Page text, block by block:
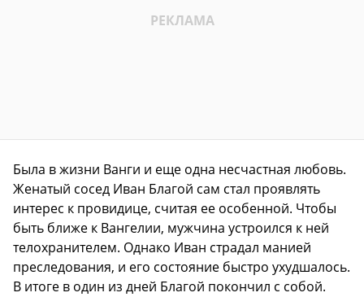
Была в жизни Ванги и еще одна несчастная любовь.
Женатый сосед Иван Благой сам стал проявлять
интерес к провидице, считая ее особенной. Чтобы
быть ближе к Вангелии, мужчина устроился к ней
телохранителем. Однако Иван страдал манией
преследования, и его состояние быстро ухудшалось.
В итоге в один из дней Благой покончил с собой.